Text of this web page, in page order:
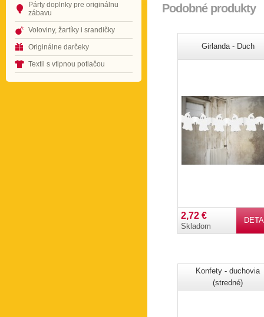
Párty doplnky pre originálnu
zábavu
Voloviny, žartíky i srandičky
Originálne darčeky
Textil s vtipnou potlačou
Podobné produkty
Girlanda - Duch
2,72 €
Skladom
Konfety - duchovia
(stredné)